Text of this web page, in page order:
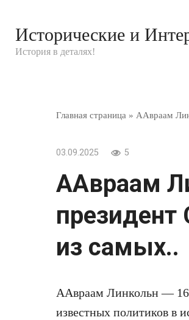
контенту
Исторические и
История в деталях!
Главная страница » ААвраам
03.09.2025 5
ААвраам
из самых..
ААвраам Линкольн —
известных политиков в